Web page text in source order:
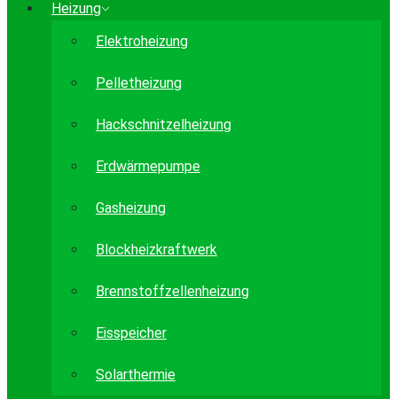
Heizung
Elektroheizung
Pelletheizung
Hackschnitzelheizung
Erdwärmepumpe
Gasheizung
Blockheizkraftwerk
Brennstoffzellenheizung
Eisspeicher
Solarthermie